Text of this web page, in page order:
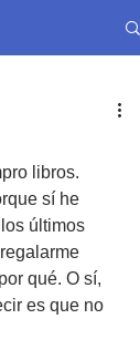
libros.
sí he
últimos
qué. O sí,
es que no